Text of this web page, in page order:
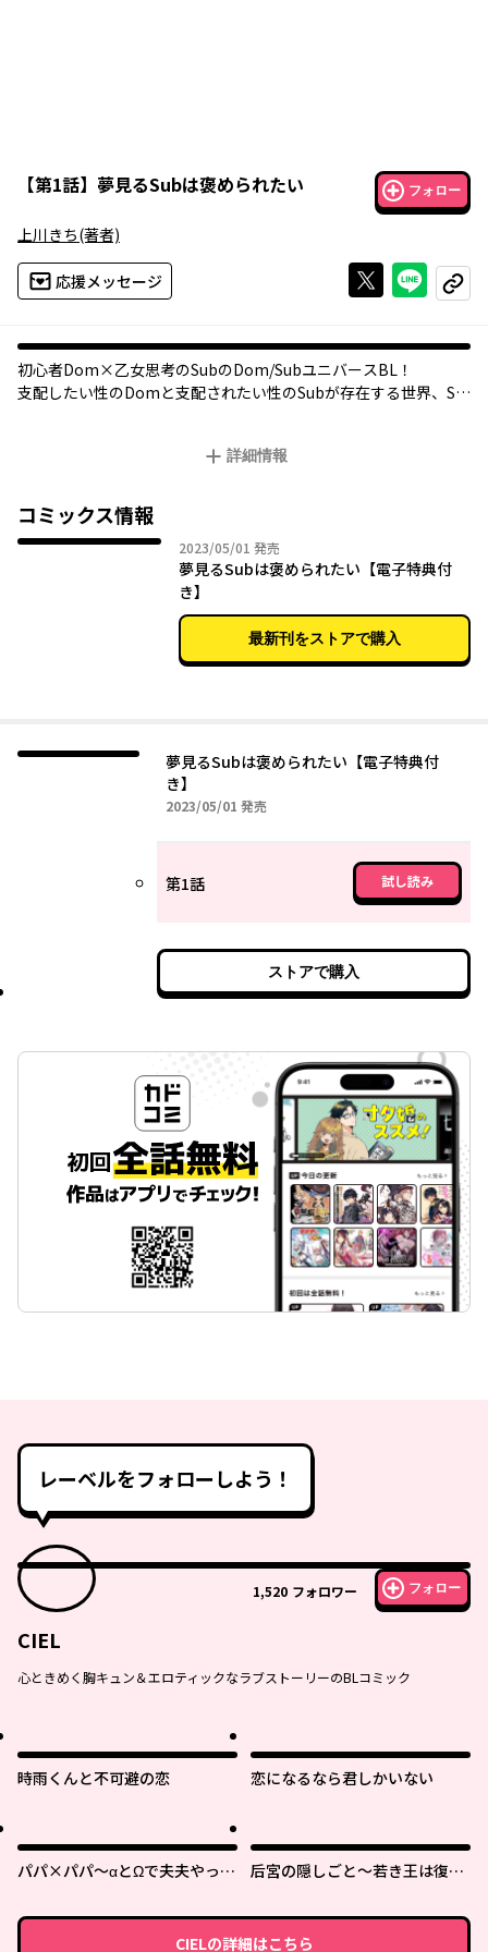
【第1話】 夢見るSubは褒められたい フォロー
上川きち(著者)
応援メッセージ Xで投稿する
ライン
コピー
初心者Dom×乙女思考のSubのDom/SubユニバースBL！
支配したい性のDomと支配されたい性のSubが存在する世界、Su
が原因なのだが、乙女思考の瑛士はついつい「理想」を求めてし
ところが仕方なく使ったマッチングサイトで、理想とも思えるDo
m・ユキが現れる…！
プレイの相性は最高！さらには自分の部下となることが判明！
これは運命だとトキメク瑛士だけど、ユキこと幸嗣は場の空気を
読まない協調性ゼロの男なうえに、遊び人疑惑もあって…！？
理想に叶っているは顔と身体だけなのか…？
詳細情報
コミックス情報
2023/05/01 2023年05月01日
発売
夢見るSubは褒められたい【電子特典付
き】
最新刊をストアで購入
夢見るSubは褒められたい【電子特典付
き】
2023/05/01 2023年05月01日
発売
第1話 試し読み
ストアで購入
レーベルをフォローしよう！
1,520 フォロワー フォロー
CIEL
心ときめく胸キュン＆エロティックなラブストーリーのBLコミック
時雨くんと不可避の恋 恋になるなら君しかいない
パパ×パパ～αとΩで夫夫やって
后宮の隠しごと～若き王は復讐
CIELの詳細はこちら